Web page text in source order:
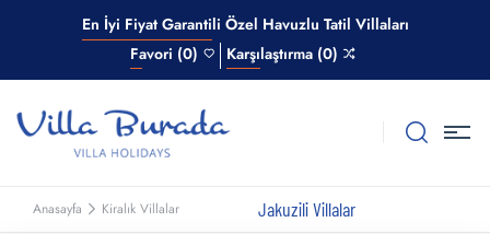
En İyi Fiyat Garantili Özel Havuzlu Tatil Villaları
Favori (0)
Karşılaştırma (0)
Anasayfa Kiralık Villalar Jakuzili Villalar